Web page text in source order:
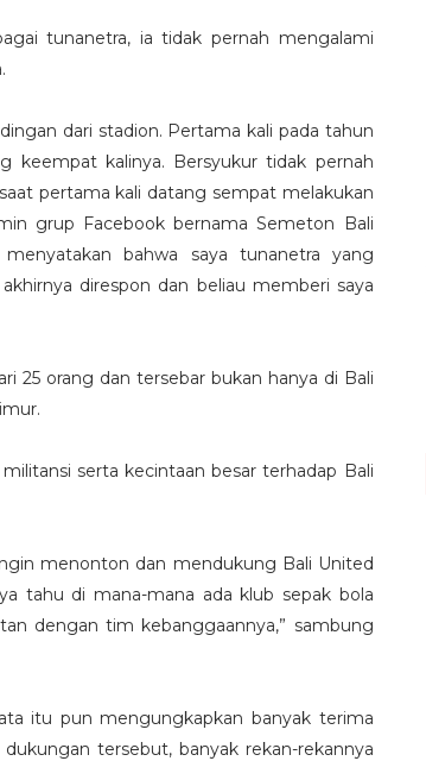
tunanetra, ia tidak pernah mengalami
dari stadion. Pertama kali pada tahun
keempat kalinya. Bersyukur tidak pernah
pertama kali datang sempat melakukan
grup Facebook bernama Semeton Bali
bahwa saya tunanetra yang
direspon dan beliau memberi saya
25 orang dan tersebar bukan hanya di Bali
serta kecintaan besar terhadap Bali
menonton dan mendukung Bali United
tahu di mana-mana ada klub sepak bola
dengan tim kebanggaannya,” sambung
itu pun mengungkapkan banyak terima
tersebut, banyak rekan-rekannya